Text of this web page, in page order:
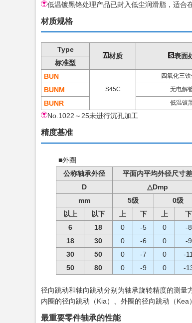
低温镀黑铬处理产品已封入低尘润滑脂，适合
材质规格
Type
材质
表面
标准型
BUN
S45C
四氧化三
BUNM 无电解
BUNR 低温镀
No.1022～25未进行沉孔加工
精度基准
■外圈
公称轴承外径
平面内平均外径尺寸差
D
△Dmp
mm
5级 0级
以上
以下 上 下 上 下
6
18 0 -5 0 -8
18
30 0 -6 0 -9
30
50 0 -7 0 -11
50
80 0 -9 0 -
径向跳动和轴向跳动分别为轴承旋转精度的测量
内圈的径向跳动（Kia）、外圈的径向跳动（
最重要零件轴承的性能